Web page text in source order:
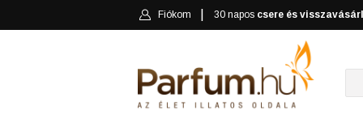
Fiókom 30 napos csere és